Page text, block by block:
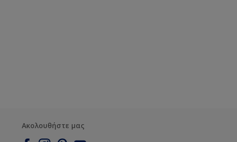
Ακολουθήστε μας